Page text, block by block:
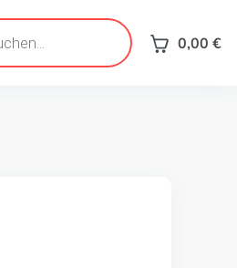
0,00 €